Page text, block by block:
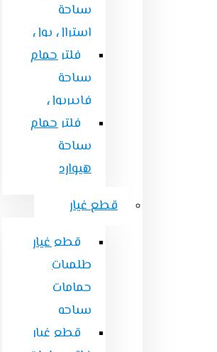
سباحة
استرال بول
فلتر حمام
سباحة
فايبربول
فلتر حمام
سباحة
هيوارد
قطع غيار
قطع غيار
طلمبات
حمامات
سباحه
قطع غيار